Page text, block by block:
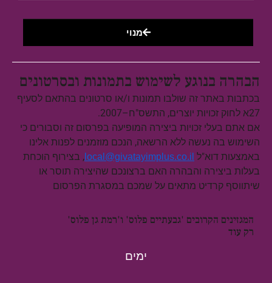
מנוי
הבהרה בנוגע לשימוש בתמונות ובסרטונים
בכתבות באתר זה שולבו תמונות ו/או סרטונים בהתאם לסעיף
27א לחוק זכויות יוצרים, התשס"ח–2007.
אם אתם בעלי זכויות ביצירה המופיעה בפרסום זה וסבורים כי
השימוש בה נעשה ללא הרשאה, הנכם מוזמנים לפנות אלינו
באמצעות דוא"ל local@givatayimplus.co.il , בצירוף הוכחת
בעלות ביצירה והבהרה האם ברצונכם שהיצירה תוסר או
שיתווסף קרדיט מתאים על שמכם במסגרת הפרסום
המגזינים הקרובים 'גבעתיים פלוס' ו'רמת גן פלוס'
רק עוד
ימים